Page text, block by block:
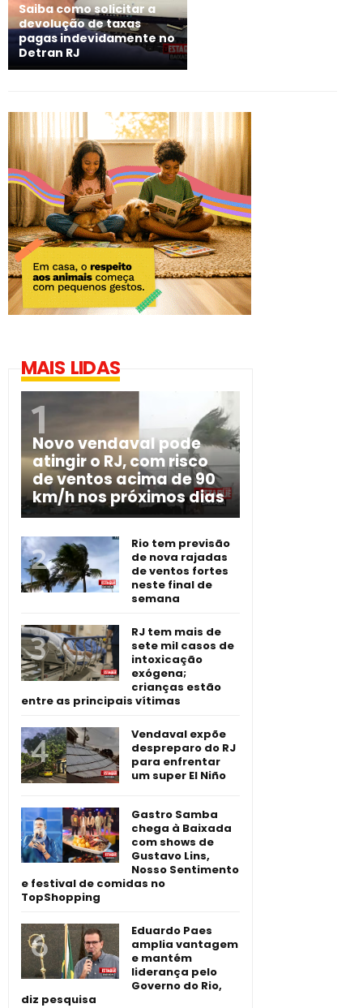
Saiba como solicitar a
devolução de taxas
pagas indevidamente no
Detran RJ
MAIS LIDAS
Novo vendaval pode
atingir o RJ, com risco
de ventos acima de 90
km/h nos próximos dias
Rio tem previsão
de nova rajadas
de ventos fortes
neste final de
semana
RJ tem mais de
sete mil casos de
intoxicação
exógena;
crianças estão
entre as principais vítimas
Vendaval expõe
despreparo do RJ
para enfrentar
um super El Niño
Gastro Samba
chega à Baixada
com shows de
Gustavo Lins,
Nosso Sentimento
e festival de comidas no
TopShopping
Eduardo Paes
amplia vantagem
e mantém
liderança pelo
Governo do Rio,
diz pesquisa